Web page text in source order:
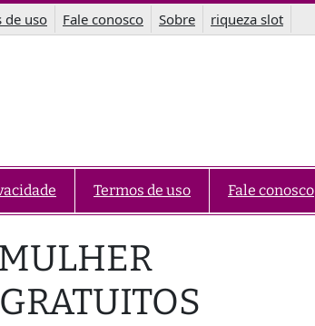
de uso Fale conosco Sobre riqueza slot
Termos de uso Fale conosco